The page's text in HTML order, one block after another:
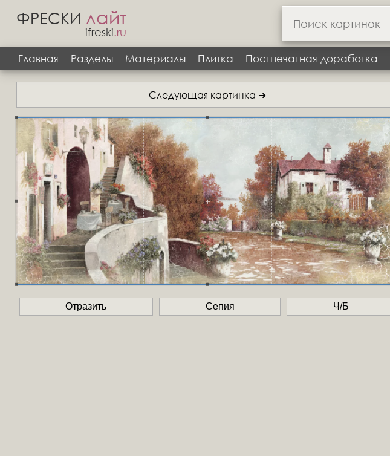
ФРЕСКИ лайт
ifreski.ru
Главная
Разделы Материалы Плитка Постпечатная доработка
Следующая картинка ➜
Отразить Сепия Ч/Б